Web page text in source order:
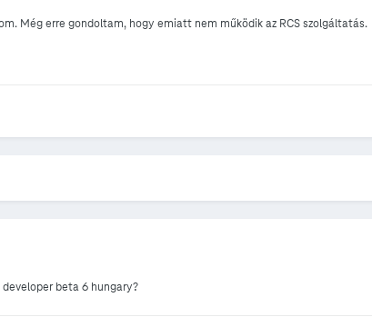
Még erre gondoltam, hogy emiatt nem működik az RCS szolgáltatás.
beta 6 hungary?